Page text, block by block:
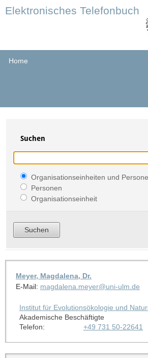
Elektronisches Telefonbuch
Home
Suchen
Organisationseinheiten und
Personen
Organisationseinheit
Meyer, Magdalena, Dr.
E-Mail: magdalena.meyer@uni-ulm.de
Institut für Evolutionsökologie und
Akademische Beschäftigte
Telefon:
+49 731 50-22641